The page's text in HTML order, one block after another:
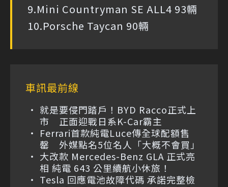
9.Mini Countryman SE ALL4 93輛
10.Porsche Taycan 90輛
車訊最前線
就是要侵門踏戶！BYD Racco正式上
市 正面迎戰日系K-Car霸主
Ferrari首款純電Luce傳全球配額售
罄 外媒點名5位名人「大概不會買」
大改款 Mercedes-Benz GLA 正式亮
相 純電 643 公里續航小休旅！
Tesla 回應電池故障代碼 承諾完整檢